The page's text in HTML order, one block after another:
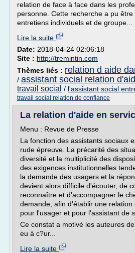
relation de face à face dans les
personne. Cette recherche a pu
entretiens individuels et de groupe...
Lire la suite
Date: 2018-04-24 02:06:18
Site : http://tremintin.com
Thèmes liés : relation d aide
/ assistant social relation
travail social / l'assistant social
travail social relation de confiance
La relation d'aide en
Menu : Revue de Presse
La fonction des assistants sociaux
rude épreuve. La précarité des
diversité et la multiplicité des
des exigences institutionnelles
la demande des usagers et la
devient alors difficile d'écouter, de
reconnaître et d'accompagner le
demande, afin d'établir une
pour l'usager et pour l'assistant de
Ce constat a motivé les auteures
eu à c?ur...
Lire la suite